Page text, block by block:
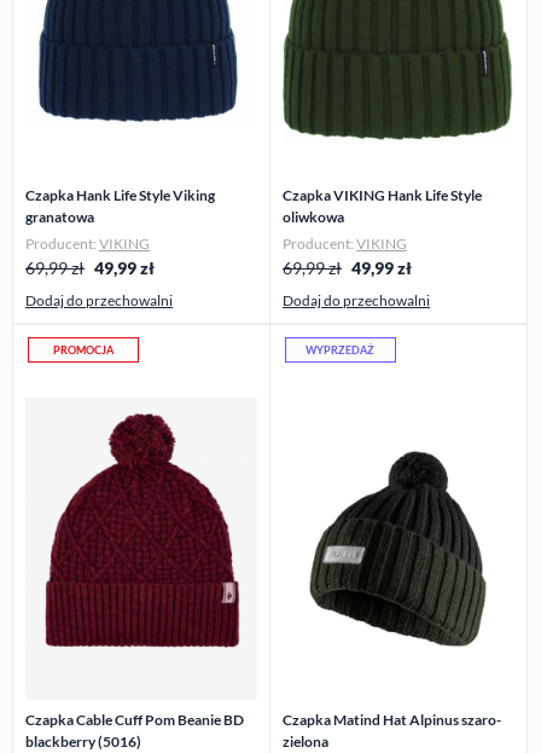
Czapka Hank Life Style Viking
granatowa
Producent: VIKING
69,99 zł 49,99zł
Dodaj do przechowalni
Czapka VIKING Hank Life Style
oliwkowa
Producent: VIKING
69,99 zł 49,99zł
Dodaj do przechowalni
PROMOCJA
Czapka Cable Cuff Pom Beanie BD
blackberry (5016)
WYPRZEDAŻ
Czapka Matind Hat Alpinus szaro-
zielona